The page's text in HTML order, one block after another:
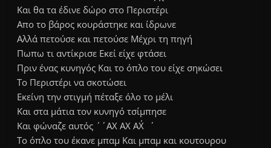
Και θα τα έδινε δώρο στο Περιστέρι
Απο το βάρος κουράστηκε και ίδρωνε
Αλλά πετούσε και πετούσε Μέχρι τη πηγή
Πωπω τι αντίκρισε Εκεί είχε φτάσει
Πριν ένας κυνηγός Και το όπλο του είχε σηκώσει
Το Περιστέρι να σκοτώσει
Εκείνη την στιγμή πέταξε όλο το μέλι
Και στα μάτια τον κυνηγό τσίμπησε
Και φώναζε αυτός ΄΄ΑΧ ΑΧ ΑΧ΄΄
Το όπλο του έκανε μπαμ Και μπαμ και κουτουρου